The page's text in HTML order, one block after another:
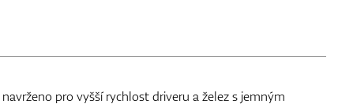
pro vyšší rychlost driveru a želez s jemným